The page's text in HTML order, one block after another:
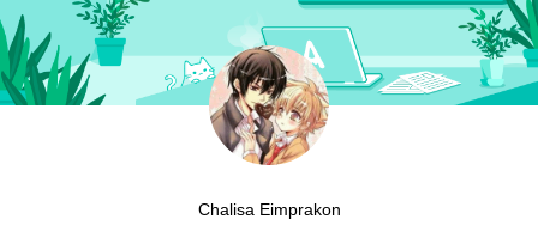
Chalisa Eimprakon